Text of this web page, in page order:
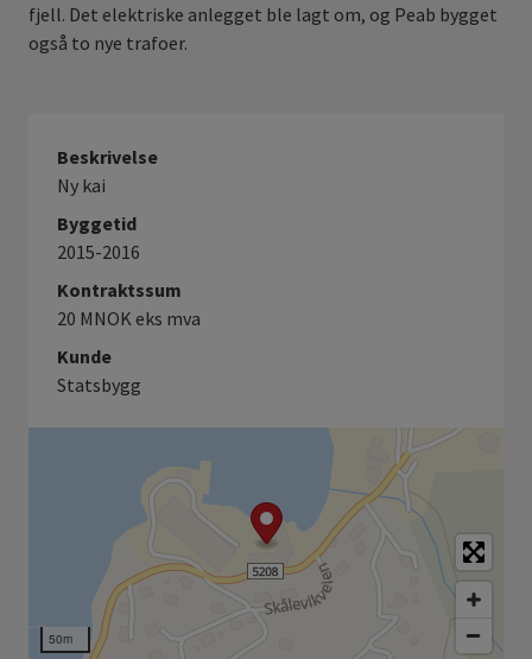
fjell. Det elektriske anlegget ble lagt om, og Peab bygget
også to nye trafoer.
Beskrivelse
Ny kai
Byggetid
2015-2016
Kontraktssum
20 MNOK eks mva
Kunde
Statsbygg
50m